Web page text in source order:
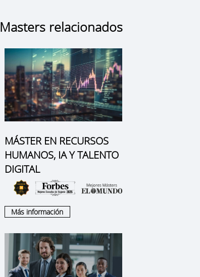
Masters relacionados
MÁSTER EN RECURSOS
HUMANOS, IA Y TALENTO
DIGITAL
Más información